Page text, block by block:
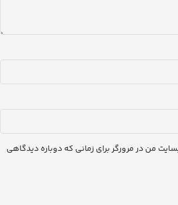
من در مرورگر برای زمانی که دوباره دیدگاهی